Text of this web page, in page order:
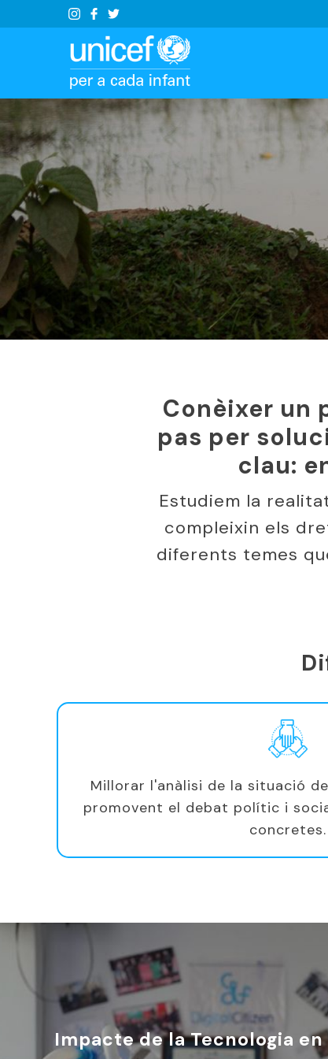
Conèixer un
pas per
clau:
Estudiem la
compleixin els
diferents temes
Millorar l'anàlisi de la situació
promovent el debat polític i
concretes.
Impacte de la Tecnologia